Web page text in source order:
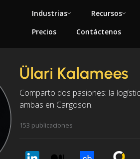
Industrias
Recursos
Precios
Contáctenos
Ülari Kalamees
Comparto dos pasiones: la
ambas en Cargoson.
153 publicaciones